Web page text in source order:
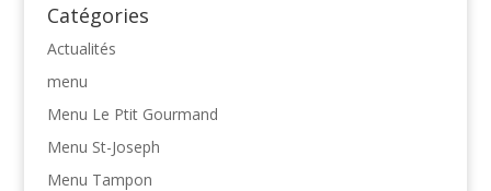
Catégories
Actualités
menu
Menu Le Ptit Gourmand
Menu St-Joseph
Menu Tampon